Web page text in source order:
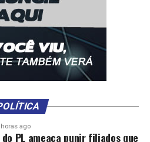
horas ago
PL ameaça punir filiados que